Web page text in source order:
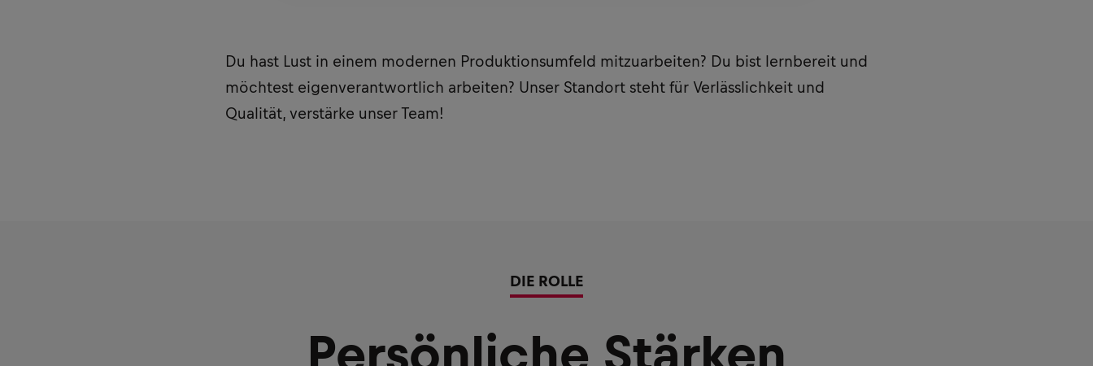
Du hast Lust in einem modernen Produktionsumfeld mitzuarbeiten? Du bist lernbereit und
möchtest eigenverantwortlich arbeiten? Unser Standort steht für Verlässlichkeit und
Qualität, verstärke unser Team!
DIE ROLLE
Persönliche Stärken